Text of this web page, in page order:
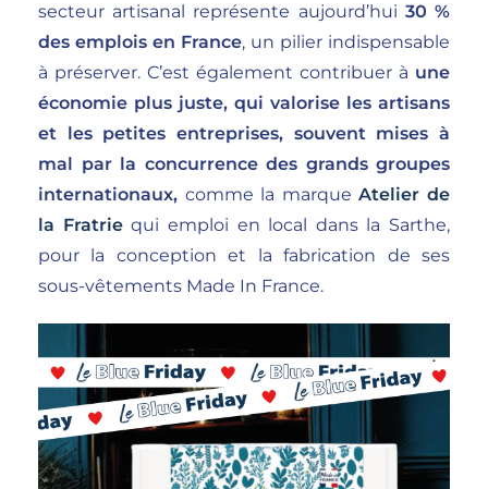
secteur artisanal représente aujourd’hui 30 %
des emplois en France, un pilier indispensable
à préserver. C’est également contribuer à une
économie plus juste, qui valorise les artisans
et les petites entreprises, souvent mises à
mal par la concurrence des grands groupes
internationaux, comme la marqueAtelier de
la Fratriequi emploi en local dans la Sarthe,
pour la conception et la fabrication de ses
sous-vêtements Made In France.